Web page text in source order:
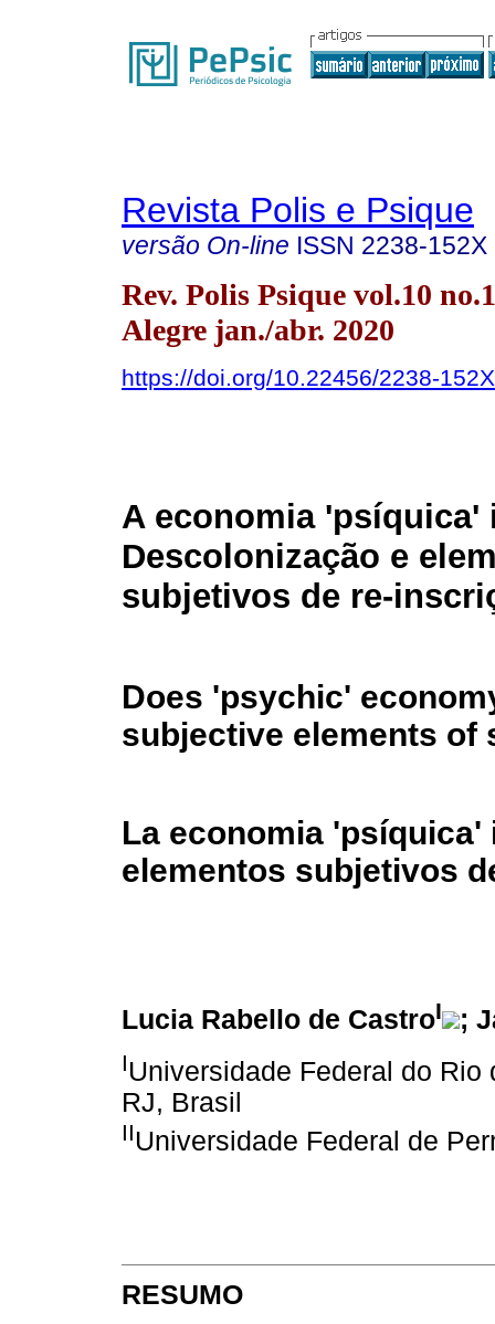
Revista Polis e Psique
versão On-line ISSN 2238-152X
Rev. Polis Psique vol.10
Alegre jan./abr. 2020
https://doi.org/10.22456/2238-
A economia 'psíquica'
Descolonização e
subjetivos de re-
Does 'psychic'
subjective elements of
La economia
elementos subjetivos
Lucia Rabello de CastroI ;
IUniversidade Federal do
RJ, Brasil
IIUniversidade Federal de
RESUMO